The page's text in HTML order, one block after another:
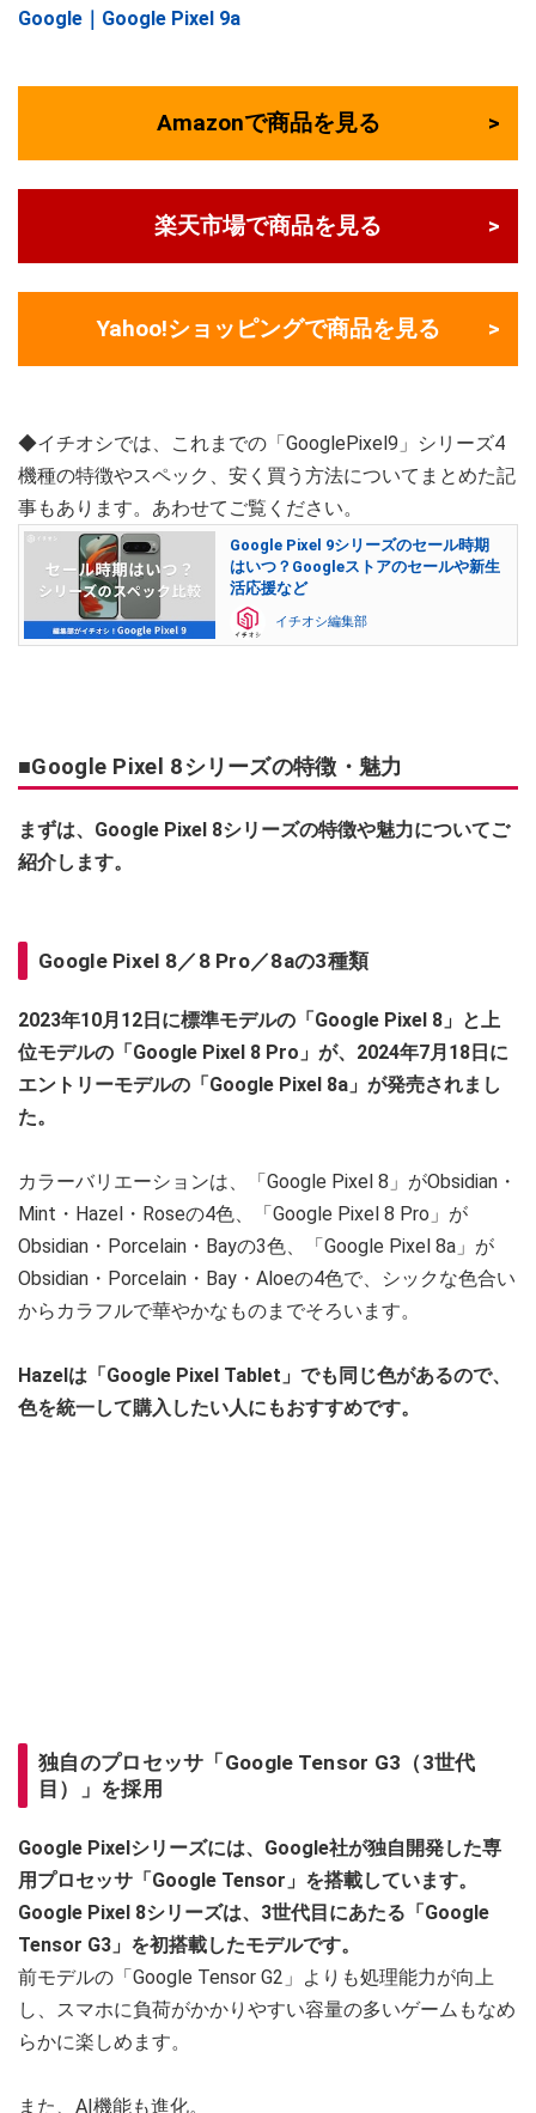
Google｜Google Pixel 9a
Amazonで商品を見る
楽天市場で商品を見る
Yahoo!ショッピングで商品を見る
◆イチオシでは、これまでの「GooglePixel9」シリーズ4
機種の特徴やスペック、安く買う方法についてまとめた記
事もあります。あわせてご覧ください。
Google Pixel 9シリーズのセール時期
はいつ？Googleストアのセールや新生
活応援など
イチオシ編集部
■Google Pixel 8シリーズの特徴・魅力
まずは、Google Pixel 8シリーズの特徴や魅力についてご
紹介します。
Google Pixel 8／8 Pro／8aの3種類
2023年10月12日に標準モデルの「Google Pixel 8」と上
位モデルの「Google Pixel 8 Pro」が、2024年7月18日に
エントリーモデルの「Google Pixel 8a」が発売されまし
た。
カラーバリエーションは、「Google Pixel 8」がObsidian・
Mint・Hazel・Roseの4色、「Google Pixel 8 Pro」が
Obsidian・Porcelain・Bayの3色、「Google Pixel 8a」が
Obsidian・Porcelain・Bay・Aloeの4色で、シックな色合い
からカラフルで華やかなものまでそろいます。
Hazelは「Google Pixel Tablet」でも同じ色があるので、
色を統一して購入したい人にもおすすめです。
独自のプロセッサ「Google Tensor G3（3世代
目）」を採用
Google Pixelシリーズには、Google社が独自開発した専
用プロセッサ「Google Tensor」を搭載しています。
Google Pixel 8シリーズは、3世代目にあたる「Google
Tensor G3」を初搭載したモデルです。
前モデルの「Google Tensor G2」よりも処理能力が向上
し、スマホに負荷がかかりやすい容量の多いゲームもなめ
らかに楽しめます。
また、AI機能も進化。